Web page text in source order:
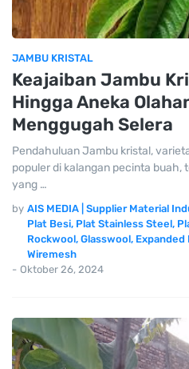
JAMBU KRISTAL
Keajaiban Jambu
Hingga Aneka
Menggugah Selera
Pendahuluan Jambu kristal,
populer di kalangan pecinta buah,
yang …
by AIS MEDIA | Supplier Material
Plat Besi, Plat Stainless Steel,
Rockwool, Glasswool,
Wiremesh
- Oktober 26, 2024